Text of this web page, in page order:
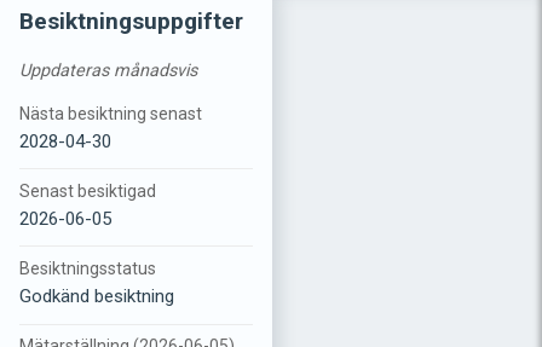
Besiktningsuppgifter
Uppdateras månadsvis
Nästa besiktning senast
2028-04-30
Senast besiktigad
2026-06-05
Besiktningsstatus
Godkänd besiktning